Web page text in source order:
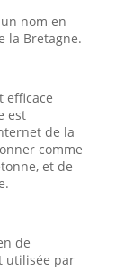
nom en
la Bretagne.
efficace
est
de la
comme
et de
de
utilisée par